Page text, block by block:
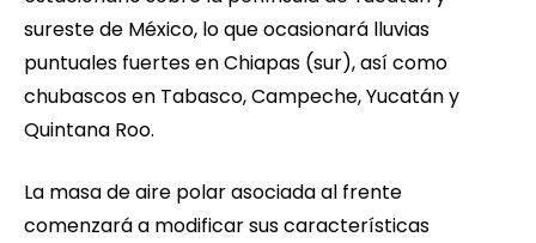
sureste de México, lo que ocasionará lluvias
puntuales fuertes en Chiapas (sur), así como
chubascos en Tabasco, Campeche, Yucatán y
Quintana Roo.
La masa de aire polar asociada al frente
comenzará a modificar sus características